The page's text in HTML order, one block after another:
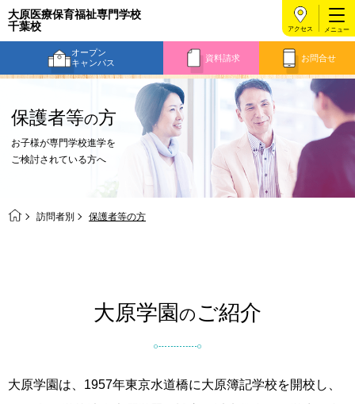
大原医療保育福祉専門学校
千葉校
オープン
キャンパス
資料請求 お問合せ
アクセス
保護者等の方
お子様が専門学校進学を
ご検討されている方へ
訪問者別 保護者等の方
大原学園 の ご紹介
大原学園は、1957年東京水道橋に大原簿記学校を開校し、